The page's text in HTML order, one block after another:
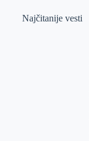
Najčitanije vesti